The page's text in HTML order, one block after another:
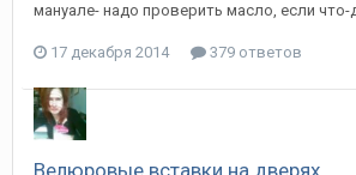
мануале- надо проверить масло, если что-
17 декабря 2014 379 ответов
Велюровые вставки на дверях